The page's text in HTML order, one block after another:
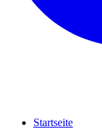
Startseite